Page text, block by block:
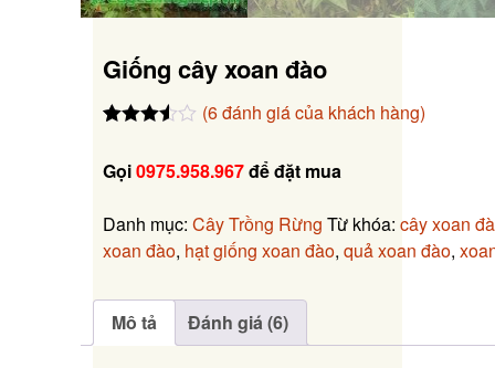
Giống cây xoan đào
trên đánh
(6đánh giá của khách hàng)
Gọi0975.958.967để đặt mua
Danh mục: Cây Trồng Rừng Từ khóa: cây xoan
xoan đào, hạt giống xoan đào, quả xoan đào,
Mô tả Đánh giá (6)